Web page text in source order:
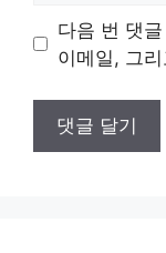
트
다음 번 댓
이메일, 그